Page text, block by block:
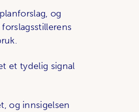
og
et tydelig signal
og innsigelsen